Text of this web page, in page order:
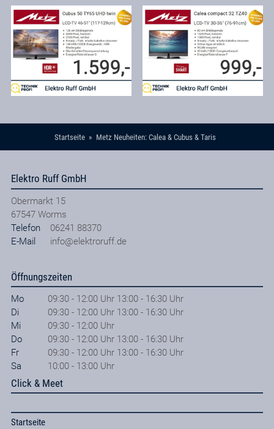
Startseite Metz Neuheiten: Calea & Cubus & Taris
Elektro Ruff GmbH
Obermarkt 15
67547 Worms
Telefon
06241 88370
E-Mail
info@elektroruff.de
Öffnungszeiten
Mo
09:30 - 12:00 Uhr 13:00 - 16:30 Uhr
Di
09:30 - 12:00 Uhr 13:00 - 16:30 Uhr
Mi
09:30 - 12:00 Uhr
Do
09:30 - 12:00 Uhr 13:00 - 16:30 Uhr
Fr
09:30 - 12:00 Uhr 13:00 - 16:30 Uhr
Sa
10:00 - 13:00 Uhr
Click & Meet
Startseite